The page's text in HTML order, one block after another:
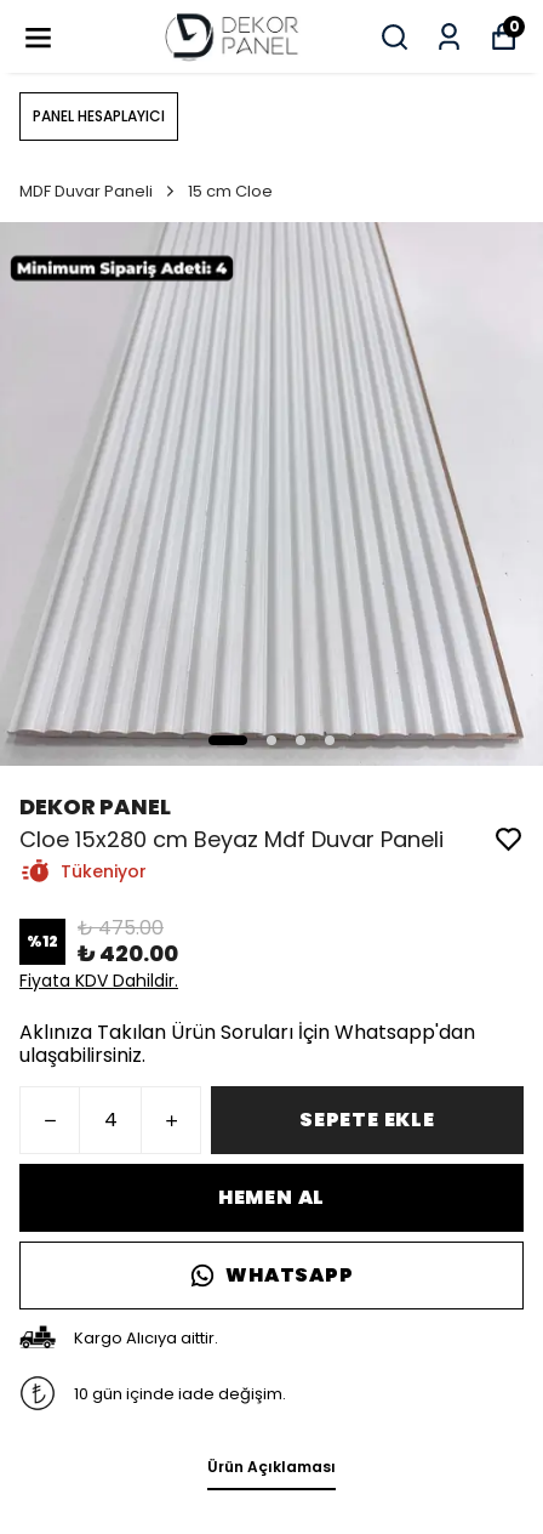
0
PANEL HESAPLAYICI
MDF Duvar Paneli 15 cm Cloe
DEKOR PANEL
Cloe 15x280 cm Beyaz Mdf Duvar Paneli
Tükeniyor
%12 ₺ 475.00
₺ 420.00
Fiyata KDV Dahildir.
Aklınıza Takılan Ürün Soruları İçin Whatsapp'dan
ulaşabilirsiniz.
SEPETE EKLE
HEMEN AL
WHATSAPP
Kargo Alıcıya aittir.
10 gün içinde iade değişim.
Ürün Açıklaması